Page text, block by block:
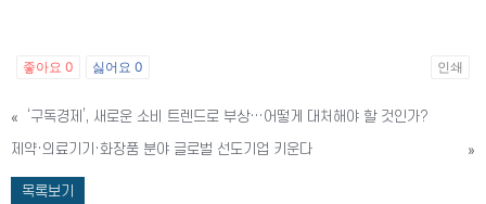
좋아요 0 싫어요 0 인쇄
«
‘구독경제’, 새로운 소비 트렌드로 부상…어떻게 대처해야 할 것인가?
제약·의료기기·화장품 분야 글로벌 선도기업 키운다
»
목록보기